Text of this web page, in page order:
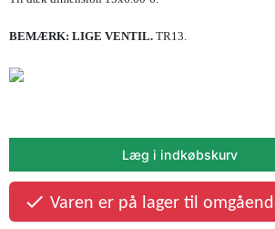
BEMÆRK: LIGE VENTIL. TR13.
Læg i indkøbskurv
 Varen er på lager til